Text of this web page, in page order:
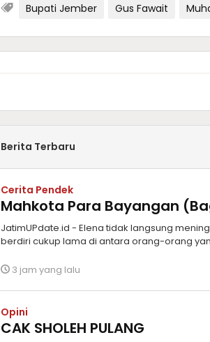
Bupati Jember Gus Fawait
Berita Terbaru
Cerita Pendek
Mahkota Para Bayangan
JatimUPdate.id - Elena tidak langsung
berdiri cukup lama di antara orang-orang
3 jam yang lalu
Opini
CAK SHOLEH PULANG